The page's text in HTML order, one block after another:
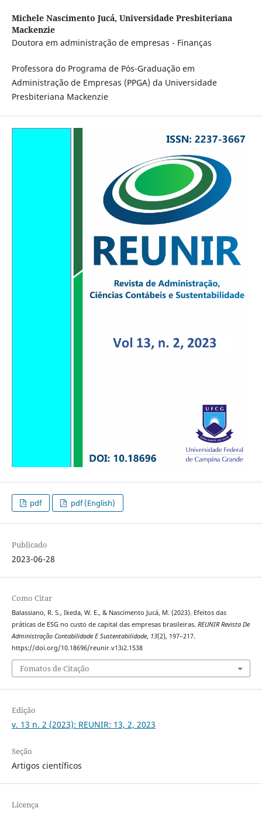
Michele Nascimento Jucá, Universidade Presbiteriana
Mackenzie
Doutora em administração de empresas - Finanças
Professora do Programa de Pós-Graduação em
Administração de Empresas (PPGA) da Universidade
Presbiteriana Mackenzie
pdf pdf (English)
Publicado
2023-06-28
Como Citar
Balassiano, R. S., Ikeda, W. E., & Nascimento Jucá, M. (2023). Efeitos das
práticas de ESG no custo de capital das empresas brasileiras. REUNIR Revista De
Administração Contabilidade E Sustentabilidade, 13(2), 197–217.
https://doi.org/10.18696/reunir.v13i2.1538
Fomatos de Citação
Edição
v. 13 n. 2 (2023): REUNIR: 13, 2, 2023
Seção
Artigos científicos
Licença